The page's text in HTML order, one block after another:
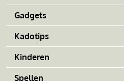
Gadgets
Kadotips
Kinderen
Spellen